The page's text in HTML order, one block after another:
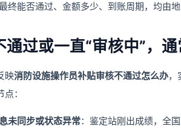
终能否通过、金额多少、到账周期，均由
通过或一直“审核中”，
映消防设施操作员补贴审核不通过怎么办，
：
未同步或状态异常：鉴定站刚出成绩，全